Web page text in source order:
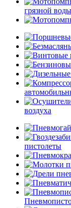
грязной воды
воздуха
пистолеты